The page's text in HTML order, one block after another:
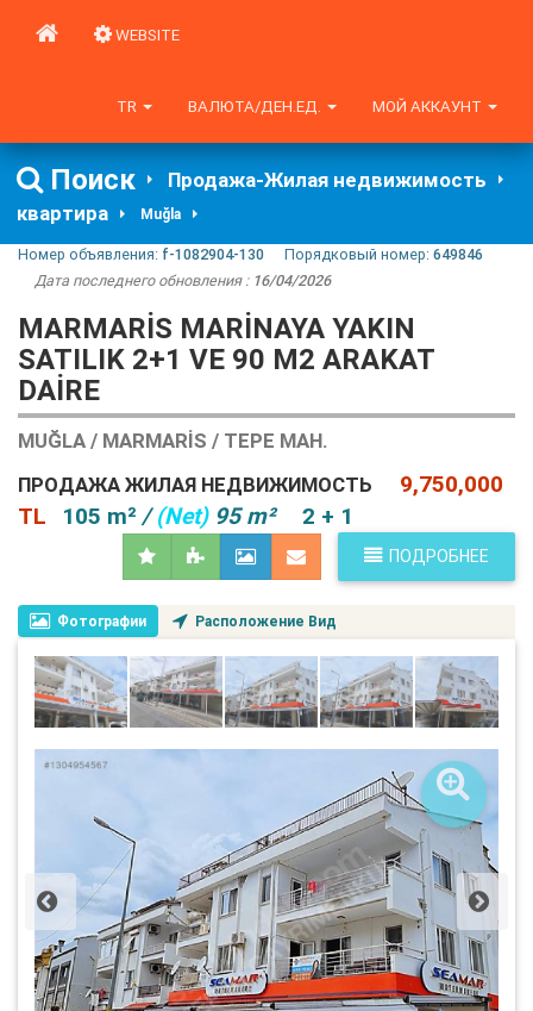
WEBSITE
МОЙ АККАУНТ
ВАЛЮТА/ДЕН.ЕД.
TR
Поиск
Продажа-Жилая недвижимость
квартира
Muğla
Номер объявления: f-1082904-130 Порядковый номер: 649846
Дата последнего обновления : 16/04/2026
MARMARIS MARINAYA YAKIN
SATILIK 2+1 VE 90 M2 ARAKAT
DAIRE
MUĞLA / MARMARIS / TEPE MAH.
ПРОДАЖА ЖИЛАЯ НЕДВИЖИМОСТЬ
9,750,000
TL
105 m² /(Net)95 m² 2 + 1
ПОДРОБНЕЕ
Фотографии Расположение Вид